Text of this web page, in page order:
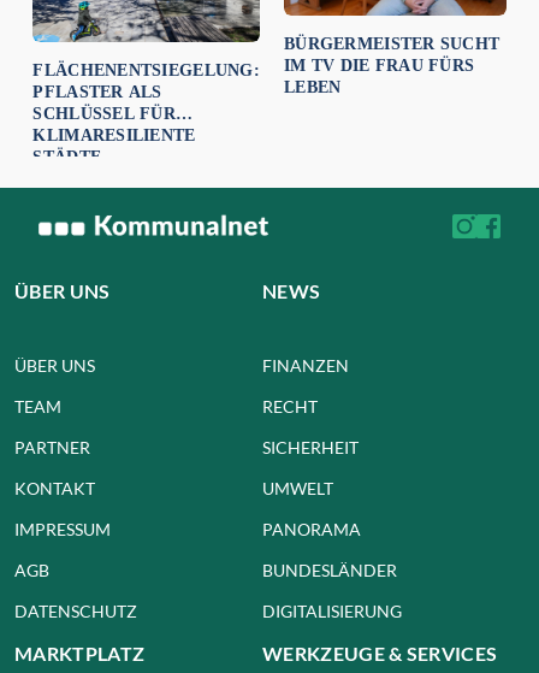
FLÄCHENENTSIEGELUNG:
PFLASTER ALS
SCHLÜSSEL FÜR
KLIMARESILIENTE
STÄDTE
BÜRGERMEISTER SUCHT
IM TV DIE FRAU FÜRS
LEBEN
ÜBER UNS
ÜBER UNS
TEAM
PARTNER
KONTAKT
IMPRESSUM
AGB
DATENSCHUTZ
NEWS
FINANZEN
RECHT
SICHERHEIT
UMWELT
PANORAMA
BUNDESLÄNDER
DIGITALISIERUNG
MARKTPLATZ WERKZEUGE & SERVICES